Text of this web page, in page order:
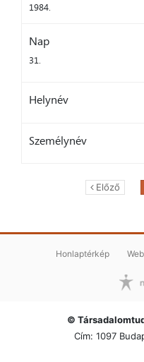
1984.
Nap
31.
Helynév
Személynév
Előző
Honlaptérkép
©
Cím: 1097